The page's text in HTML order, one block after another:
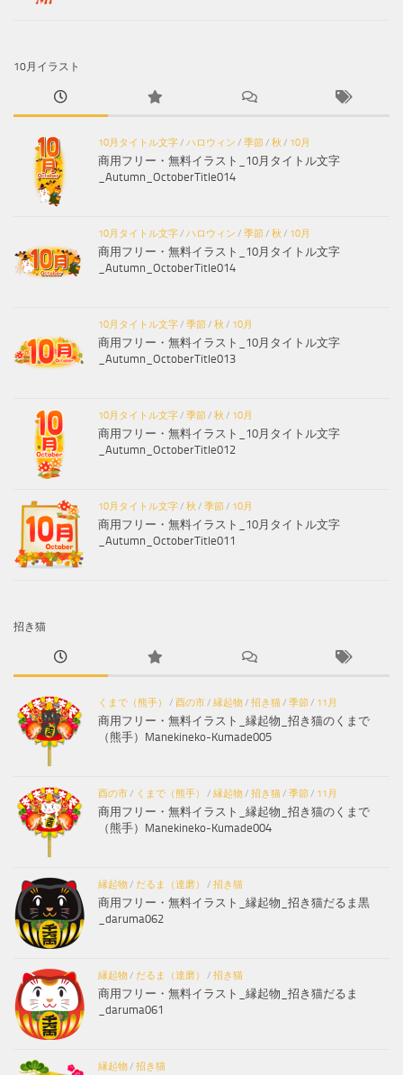
10月イラスト
10月タイトル文字/ ハロウィン / 季節/ 秋 / 10月
商用フリー・無料イラスト_10月タイトル文字
_Autumn_OctoberTitle014
10月タイトル文字/ ハロウィン / 季節/ 秋 / 10月
商用フリー・無料イラスト_10月タイトル文字
_Autumn_OctoberTitle014
10月タイトル文字/ 季節/ 秋 / 10月
商用フリー・無料イラスト_10月タイトル文字
_Autumn_OctoberTitle013
10月タイトル文字/ 季節/ 秋 / 10月
商用フリー・無料イラスト_10月タイトル文字
_Autumn_OctoberTitle012
10月タイトル文字/ 秋 / 季節/ 10月
商用フリー・無料イラスト_10月タイトル文字
_Autumn_OctoberTitle011
招き猫
くまで（熊手） / 酉の市/ 縁起物/ 招き猫/ 季節/ 11月
商用フリー・無料イラスト_縁起物_招き猫のくまで
（熊手）Manekineko-Kumade005
酉の市/ くまで（熊手） / 縁起物/ 招き猫/ 季節/ 11月
商用フリー・無料イラスト_縁起物_招き猫のくまで
（熊手）Manekineko-Kumade004
縁起物/ だるま（達磨） / 招き猫
商用フリー・無料イラスト_縁起物_招き猫だるま黒
_daruma062
縁起物/ だるま（達磨） / 招き猫
商用フリー・無料イラスト_縁起物_招き猫だるま
_daruma061
縁起物/ 招き猫